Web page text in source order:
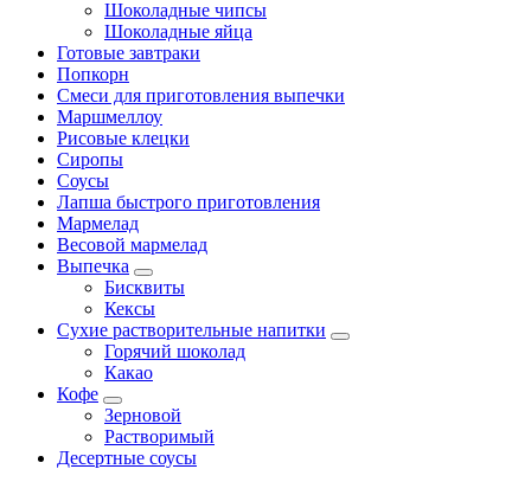
Шоколадные чипсы
Шоколадные яйца
Готовые завтраки
Попкорн
Смеси для приготовления выпечки
Маршмеллоу
Рисовые клецки
Сиропы
Соусы
Лапша быстрого приготовления
Мармелад
Весовой мармелад
Выпечка
Бисквиты
Кексы
Сухие растворительные напитки
Горячий шоколад
Какао
Кофе
Зерновой
Растворимый
Десертные соусы